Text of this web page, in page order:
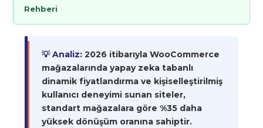
Rehberi
💡 Analiz: 2026 itibarıyla WooCommerce
mağazalarında yapay zeka tabanlı
dinamik fiyatlandırma ve kişiselleştirilmiş
kullanıcı deneyimi sunan siteler,
standart mağazalara göre %35 daha
yüksek dönüşüm oranına sahiptir.